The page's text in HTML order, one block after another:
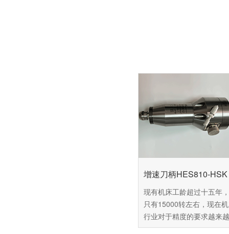
增速刀柄HES810-
现有机床工龄超过十五年
只有15000转左右，现在
行业对于精度的要求越来
这台机床已经难以达到用